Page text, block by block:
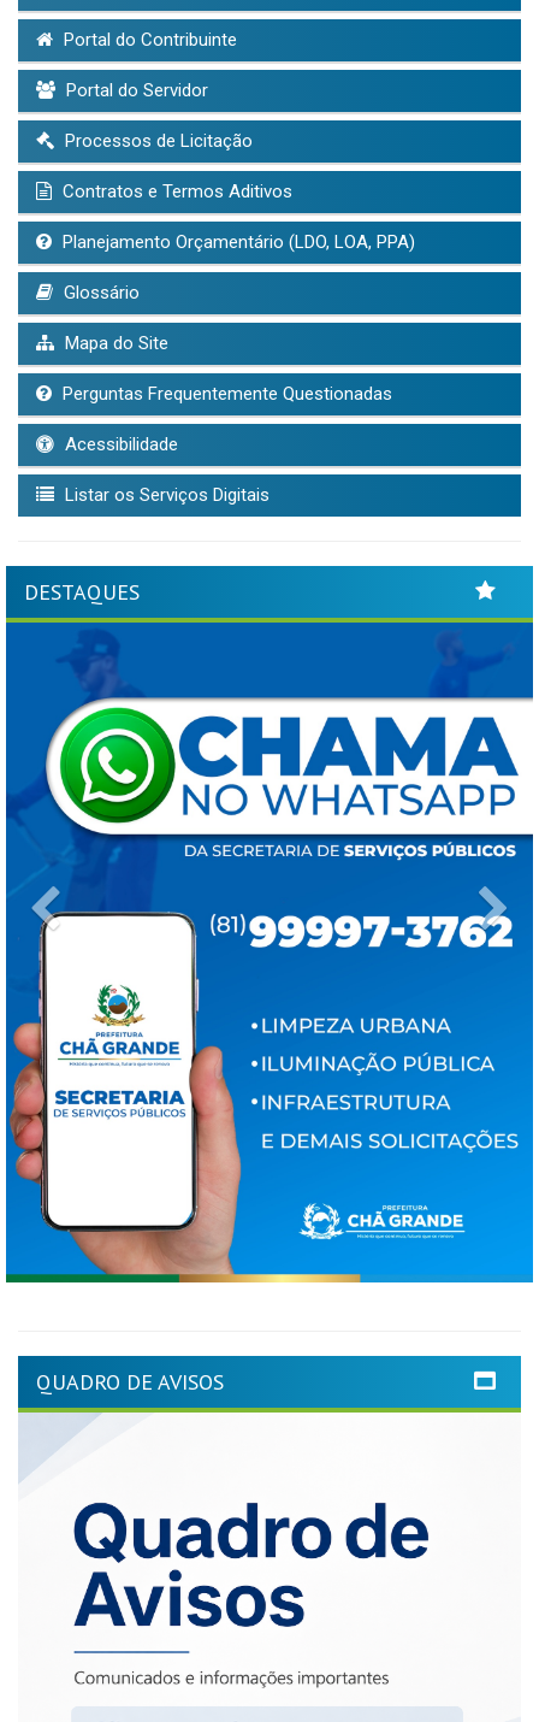
Portal do Contribuinte
Portal do Servidor
Processos de Licitação
Contratos e Termos Aditivos
Planejamento Orçamentário (LDO, LOA, PPA)
Glossário
Mapa do Site
Perguntas Frequentemente Questionadas
Acessibilidade
Listar os Serviços Digitais
DESTAQUES
QUADRO DE AVISOS